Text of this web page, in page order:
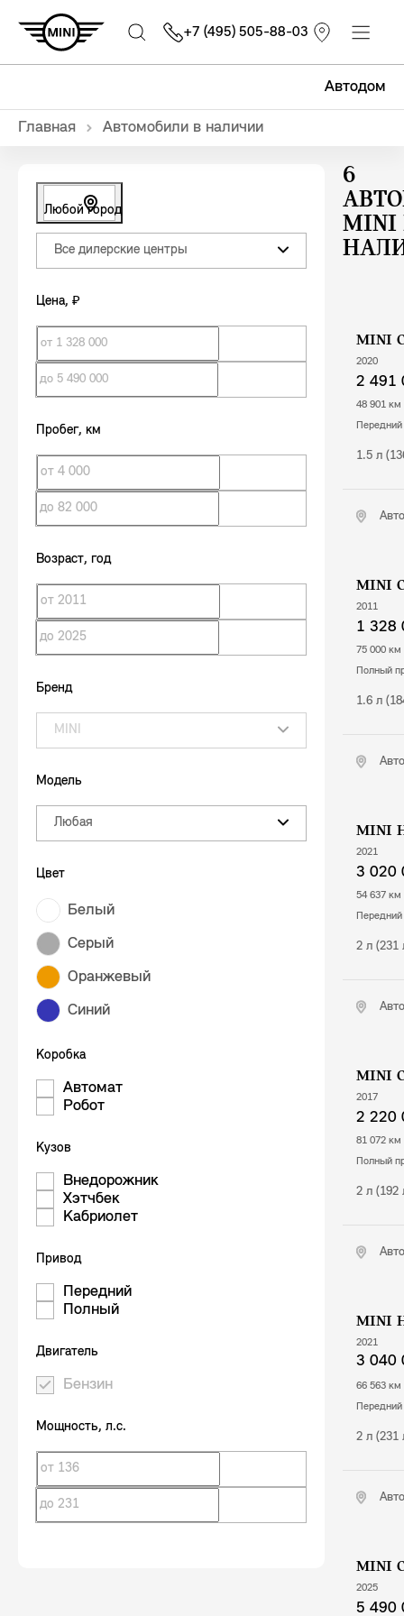
Автодом
+7 (495) 505-88-03
Главная Автомобили в наличии
Любой город
Все дилерские центры
Цена, ₽
Пробег, км
Возраст, год
Бренд
MINI
Модель
Любая
Цвет
Белый
Серый
Оранжевый
Синий
Коробка
Автомат
Робот
Кузов
Внедорожник
Хэтчбек
Кабриолет
Привод
Передний
Полный
Двигатель
Бензин
Мощность, л.с.
6
MINI
MINI
2020
2 491
48 901 км
1.5 л
MINI
2011
1 328
75 000 км
полный
1.6 л
MINI
2021
3 020
54 637 км
2 л
MINI
2017
2 220
81 072 км
полный
2 л
MINI
2021
3 040
66 563 км
2 л
MINI
2025
5 490